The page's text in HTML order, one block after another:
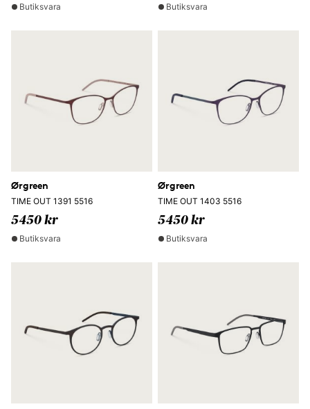
Butiksvara Butiksvara
Ørgreen
TIME OUT 1391 5516
5450 kr
Butiksvara
Ørgreen
TIME OUT 1403 5516
5450 kr
Butiksvara